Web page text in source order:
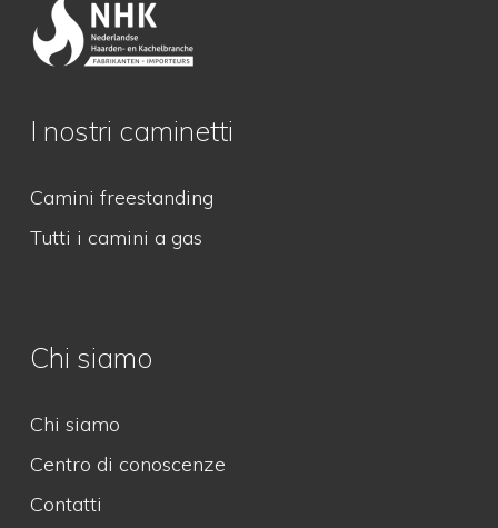
I nostri caminetti
Camini freestanding
Tutti i camini a gas
Chi siamo
Chi siamo
Centro di conoscenze
Contatti